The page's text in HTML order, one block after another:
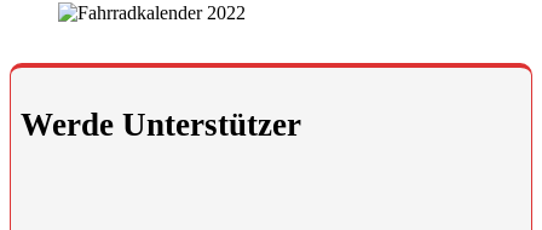
Werde Unterstützer